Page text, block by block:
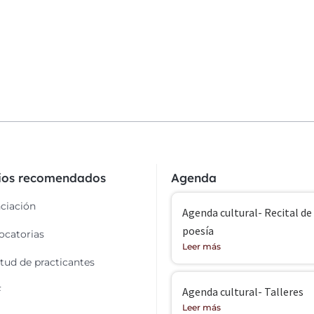
recomendados
de practicantes
Agenda
Agenda cultural- Recital de
poesía
Leer más
Agenda cultural- Talleres
Leer más